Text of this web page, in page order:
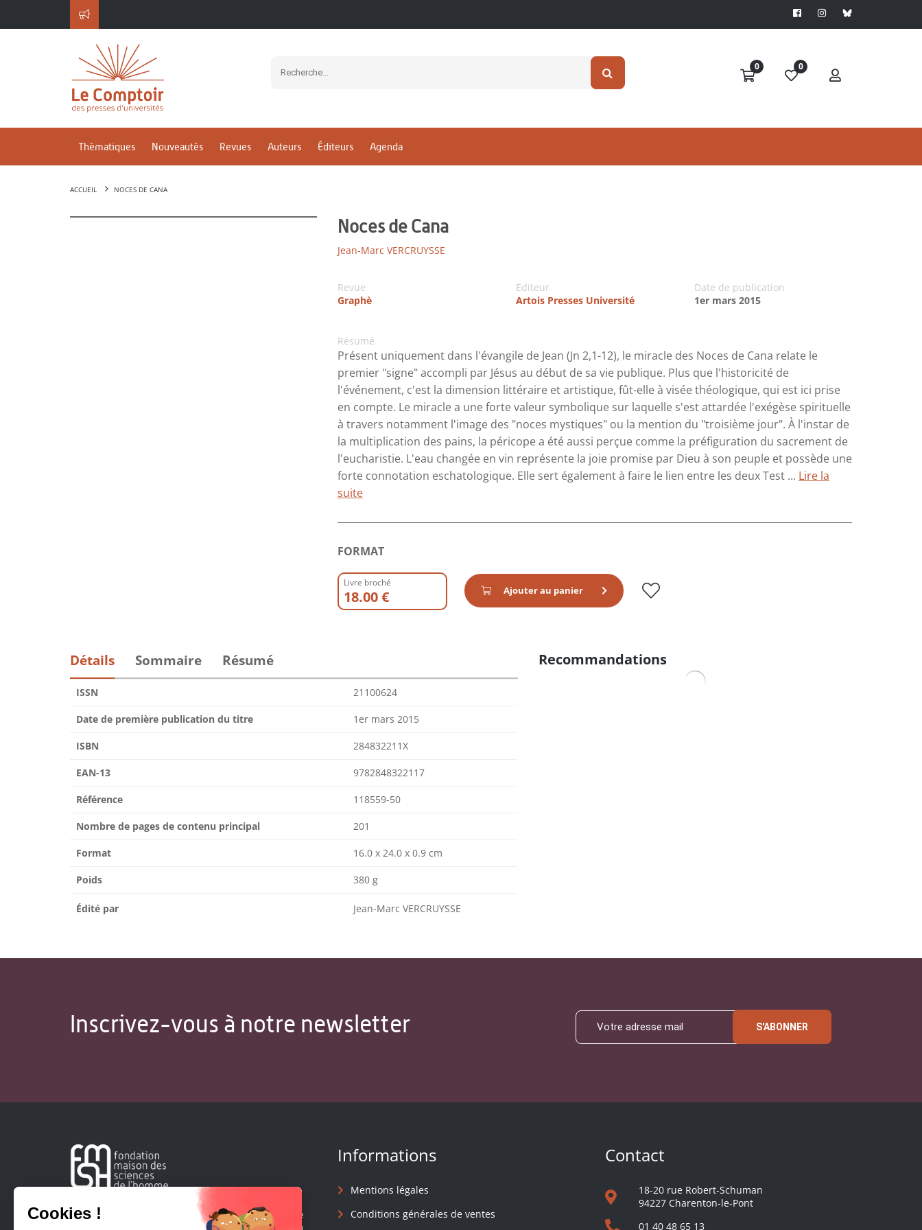
0 0
Thématiques Nouveautés Revues Auteurs Éditeurs Agenda
ACCUEIL NOCES DE CANA
Noces de Cana
Jean-Marc VERCRUYSSE
Revue
Graphè
Editeur
Artois Presses Université
Date de publication
1er mars 2015
Résumé
Présent uniquement dans l'évangile de Jean (Jn 2,1-12), le miracle des Noces de Cana relate le
premier "signe" accompli par Jésus au début de sa vie publique. Plus que l'historicité de
l'événement, c'est la dimension littéraire et artistique, fût-elle à visée théologique, qui est ici prise
en compte. Le miracle a une forte valeur symbolique sur laquelle s'est attardée l'exégèse spirituelle
à travers notamment l'image des "noces mystiques" ou la mention du "troisième jour". À l'instar de
la multiplication des pains, la péricope a été aussi perçue comme la préfiguration du sacrement de
l'eucharistie. L'eau changée en vin représente la joie promise par Dieu à son peuple et possède une
forte connotation eschatologique. Elle sert également à faire le lien entre les deux Test ... Lire la
suite
FORMAT
Livre broché
18.00 € Ajouter au panier
Détails Sommaire Résumé
ISSN 21100624
Date de première publication du titre 1er mars 2015
ISBN 284832211X
EAN-13 9782848322117
Référence 118559-50
Nombre de pages de contenu principal 201
Format 16.0 x 24.0 x 0.9 cm
Poids 380 g
Édité par Jean-Marc VERCRUYSSE
Recommandations
Inscrivez-vous à notre newsletter S'ABONNER
Créée en 1963, la Fondation Maison Sciences de l'Homme
soutient la recherche et la diffusion des connaissances en
Informations
Mentions légales
Conditions générales de ventes
Contact
18-20 rue Robert-Schuman
94227 Charenton-le-Pont
01 40 48 65 13